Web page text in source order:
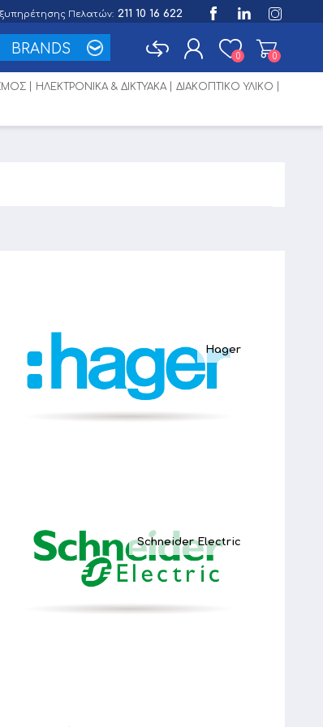
Πελατών: 211 10 16 622
BRANDS 0 0
ΗΛΕΚΤΡΟΝΙΚΑ & ΔΙΚΤΥΑΚΑ
ΔΙΑΚΟΠΤΙΚΟ ΥΛΙΚΟ
Hager
Schneider Electric